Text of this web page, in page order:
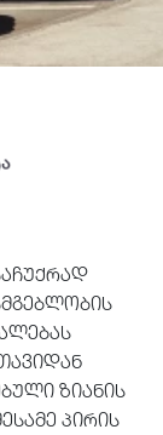
ზიანის
პირის